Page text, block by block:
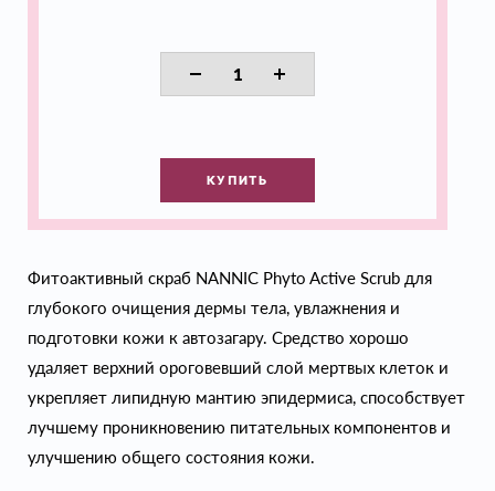
КУПИТЬ
Фитоактивный скраб NANNIC Phyto Active Scrub для
глубокого очищения дермы тела, увлажнения и
подготовки кожи к автозагару. Средство хорошо
удаляет верхний ороговевший слой мертвых клеток и
укрепляет липидную мантию эпидермиса, способствует
лучшему проникновению питательных компонентов и
улучшению общего состояния кожи.